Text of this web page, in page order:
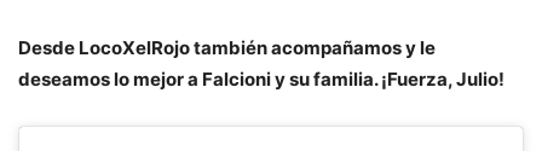
Desde LocoXelRojo también acompañamos y le
deseamos lo mejor a Falcioni y su familia. ¡Fuerza, Julio!